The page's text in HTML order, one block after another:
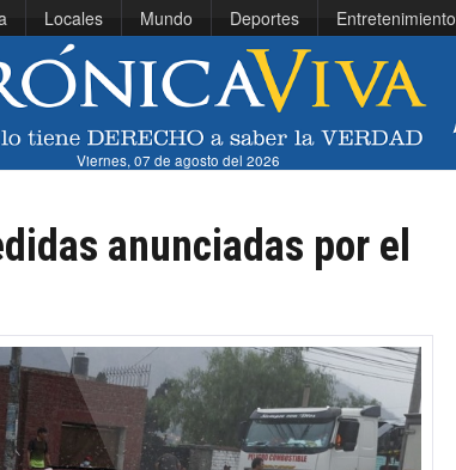
Locales Mundo Deportes Entretenimiento
Viernes, 07 de agosto del 2026
anunciadas por el